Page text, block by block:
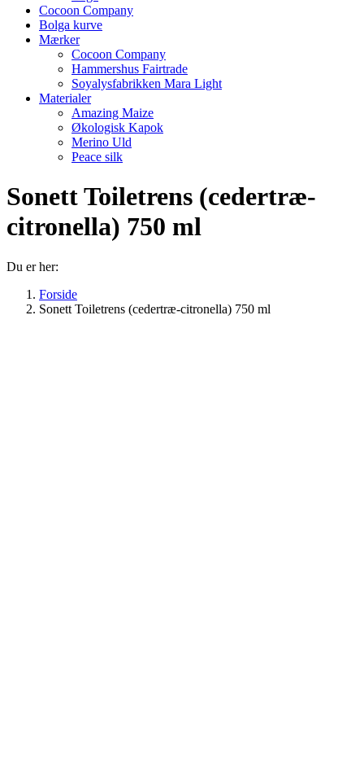
Cocoon Company
Bolga kurve
Mærker
Cocoon Company
Hammershus Fairtrade
Soyalysfabrikken Mara Light
Materialer
Amazing Maize
Økologisk Kapok
Merino Uld
Peace silk
Sonett Toiletrens (cedertræ-
citronella) 750 ml
Du er her:
Forside
Sonett Toiletrens (cedertræ-citronella) 750 ml